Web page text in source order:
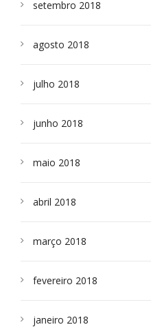
setembro 2018
agosto 2018
julho 2018
junho 2018
maio 2018
abril 2018
março 2018
fevereiro 2018
janeiro 2018